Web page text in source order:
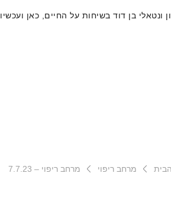
ונטאלי בן דוד בשיחות על החיים, כאן ועכשיו
מרחב ריפוי מרחב ריפוי – 7.7.23